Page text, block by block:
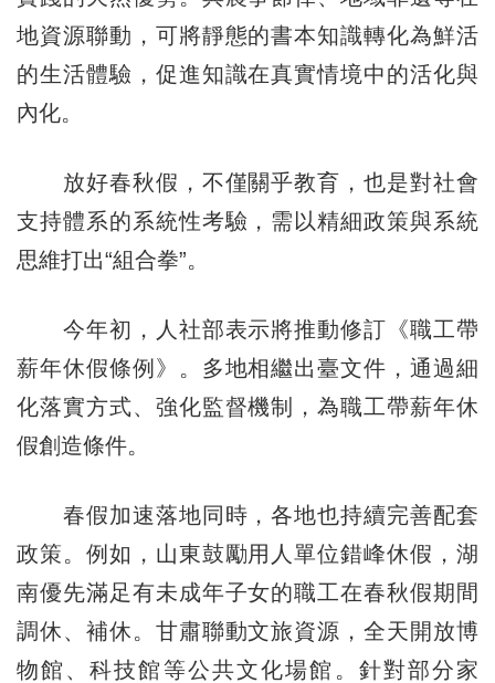
地資源聯動，可將靜態的書本知識轉化為鮮活
的生活體驗，促進知識在真實情境中的活化與
內化。
放好春秋假，不僅關乎教育，也是對社會
支持體系的系統性考驗，需以精細政策與系統
思維打出“組合拳”。
今年初，人社部表示將推動修訂《職工帶
薪年休假條例》。多地相繼出臺文件，通過細
化落實方式、強化監督機制，為職工帶薪年休
假創造條件。
春假加速落地同時，各地也持續完善配套
政策。例如，山東鼓勵用人單位錯峰休假，湖
南優先滿足有未成年子女的職工在春秋假期間
調休、補休。甘肅聯動文旅資源，全天開放博
物館、科技館等公共文化場館。針對部分家